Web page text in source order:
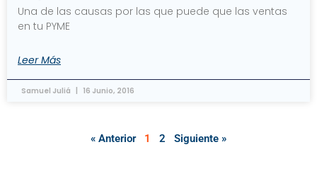
Una de las causas por las que puede que las ventas
en tu PYME
Leer Más
Samuel Juliá 16 Junio, 2016
« Anterior 1 2 Siguiente »